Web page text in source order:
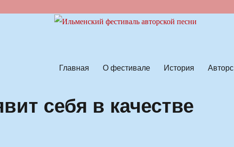
Главная О фестивале История
себя в качестве